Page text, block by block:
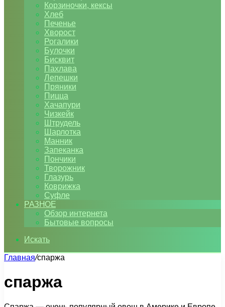
Корзиночки, кексы
Хлеб
Печенье
Хворост
Рогалики
Булочки
Бисквит
Пахлава
Лепешки
Пряники
Пицца
Хачапури
Чизкейк
Штрудель
Шарлотка
Манник
Запеканка
Пончики
Творожник
Глазурь
Коврижка
Суфле
РАЗНОЕ
Обзор интернета
Бытовые вопросы
Искать
Главная/спаржа
спаржа